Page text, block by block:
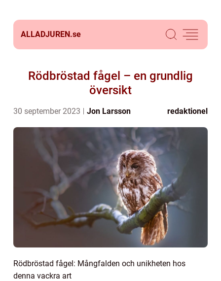
ALLADJUREN.se
Rödbröstad fågel – en grundlig
översikt
30 september 2023 Jon Larsson redaktionel
Rödbröstad fågel: Mångfalden och unikheten hos
denna vackra art